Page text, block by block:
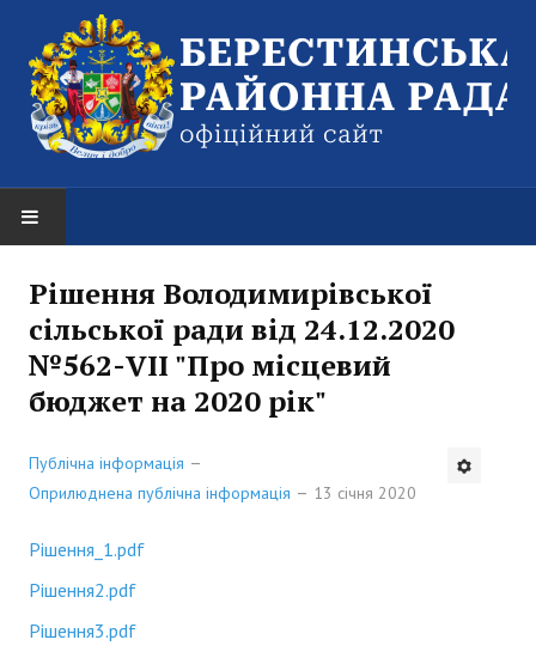
Оголошення
РАЙОННА РАДА
Керівництво
Депутати районної ради
Постійні комісії районної ради
Рішення Володимирівської
сільської ради від 24.12.2020
№562-VII "Про місцевий
бюджет на 2020 рік"
Публічна інформація
Оприлюднена публічна інформація
13 січня 2020
Рішення_1.pdf
Рішення2.pdf
Рішення3.pdf